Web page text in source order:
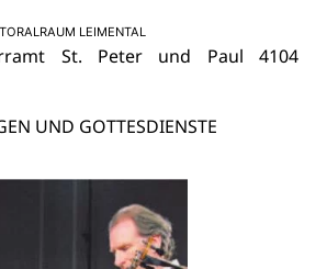
LEIMENTAL
St. Peter und Paul 4104
UND GOTTESDIENSTE